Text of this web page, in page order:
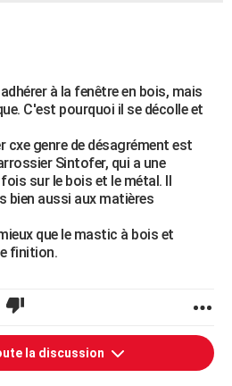
à la fenêtre en bois, mais
C'est pourquoi il se décolle et
cxe genre de désagrément est
Sintofer, qui a une
sur le bois et le métal. Il
bien aussi aux matières
que le mastic à bois et
finition.
la discussion